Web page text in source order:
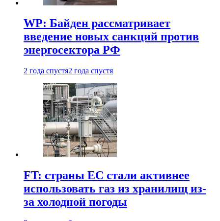
WP: Байден рассматривает
введение новых санкций против
энергосектора РФ
2 года спустя2 года спустя
FT: страны ЕС стали активнее
использовать газ из хранилищ из-
за холодной погоды